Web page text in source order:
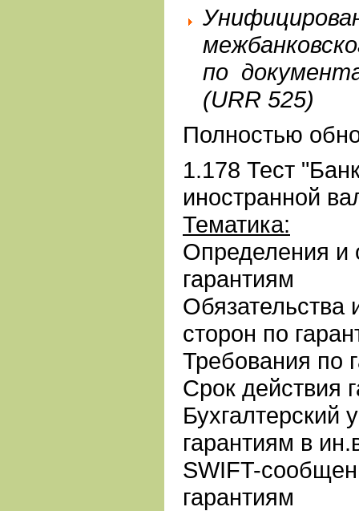
по
(URR 525)
Полностью
1.178 Тест
иностранной
Тематика:
Определения и
гарантиям
Обязательства
сторон по
Требования по
Срок действия
Бухгалтерский
гарантиям в
SWIFT-
гарантиям